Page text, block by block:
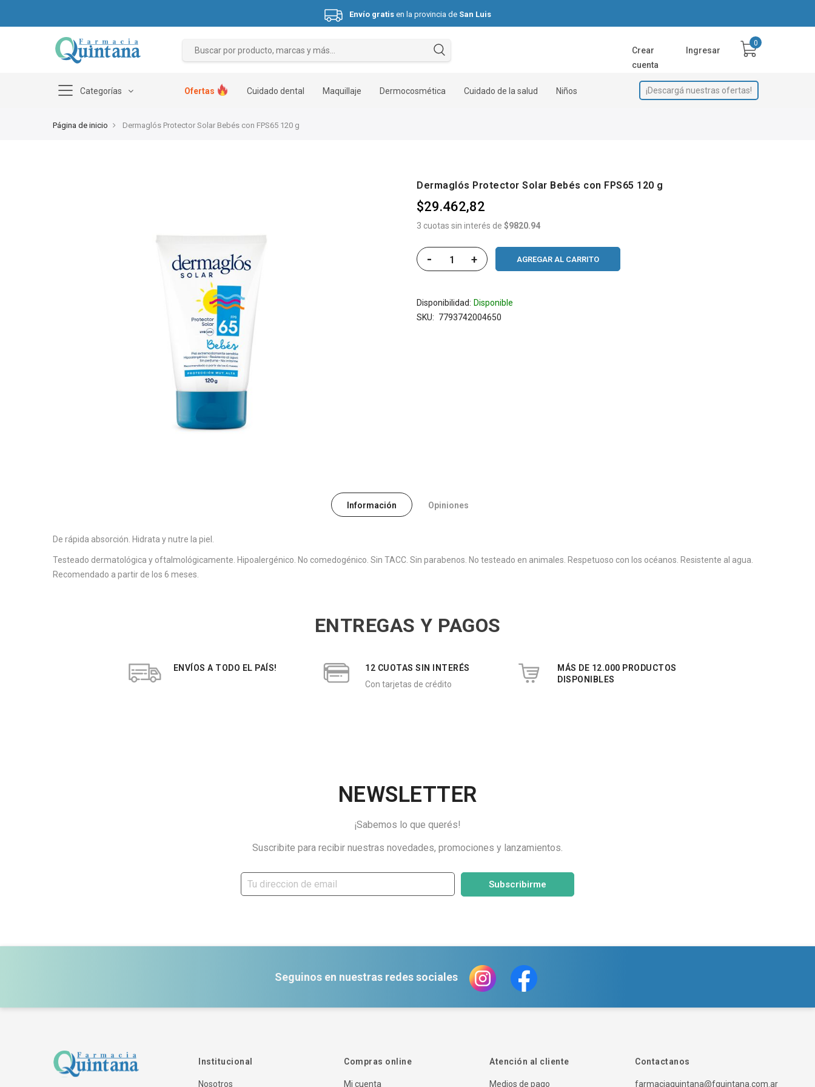
Envío gratis en la provincia de San Luis
Hasta 3 cuotas sin interés.
Crear
cuenta
Ingresar
Categorías Ofertas Cuidado dental Maquillaje Dermocosmética Cuidado de la salud Niños ¡Descargá nuestras ofertas!
Página de inicio Dermaglós Protector Solar Bebés con FPS65 120 g
Dermaglós Protector Solar Bebés con FPS65 120 g
$29.462,82
3 cuotas sin interés de $9820.94
- + AGREGAR AL CARRITO
Disponibilidad: Disponible
SKU
7793742004650
Información Opiniones
De rápida absorción. Hidrata y nutre la piel.
Testeado dermatológica y oftalmológicamente. Hipoalergénico. No comedogénico. Sin TACC. Sin parabenos. No testeado en animales. Respetuoso con los océanos. Resistente al agua.
Recomendado a partir de los 6 meses.
ENTREGAS Y PAGOS
ENVÍOS A TODO EL PAÍS!
12 CUOTAS SIN INTERÉS
Con tarjetas de crédito
MÁS DE 12.000 PRODUCTOS
DISPONIBLES
NEWSLETTER
¡Sabemos lo que querés!
Suscribite para recibir nuestras novedades, promociones y lanzamientos.
Subscribirme
Seguinos en nuestras redes sociales
Institucional
Nosotros
Compras online
Mi cuenta
Atención al cliente
Medios de pago
Contactanos
farmaciaquintana@fquintana.com.ar